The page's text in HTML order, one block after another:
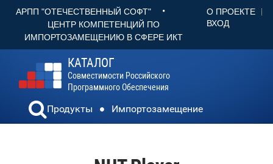
АРПП "ОТЕЧЕСТВЕННЫЙ СОФТ" •
ЦЕНТР КОМПЕТЕНЦИЙ ПО
ИМПОРТОЗАМЕЩЕНИЮ В СФЕРЕ ИКТ
О ПРОЕКТЕ
ВХОД
КАТАЛОГ
Совместимости Российского
Программного Обеспечения
Продукты Импортозамещение